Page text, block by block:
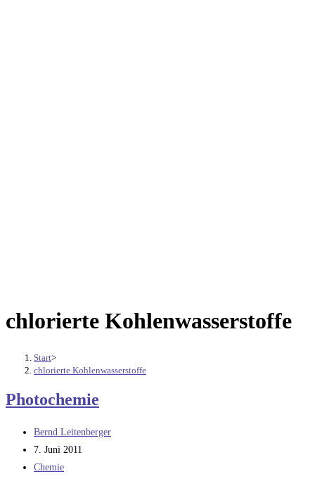
chlorierte Kohlenwasserstoffe
Start>
chlorierte Kohlenwasserstoffe
Photochemie
Beitrags-
Autor:
Bernd Leitenberger
Beitrag
veröffentlicht:
7. Juni 2011
Beitrags-
Chemie